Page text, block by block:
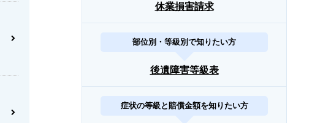
休業損害請求
部位別・等級別で知りたい方
後遺障害等級表
症状の等級と賠償金額を知りたい方